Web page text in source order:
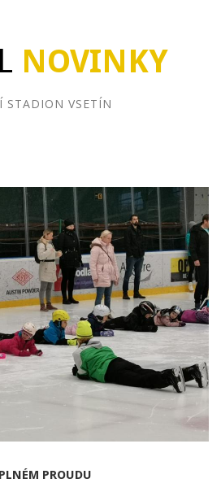
NOVINKY
STADION VSETÍN
PROUDU